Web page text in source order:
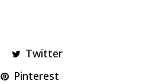
Twitter
Pinterest